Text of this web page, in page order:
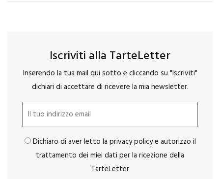
Iscriviti alla TarteLetter
Inserendo la tua mail qui sotto e cliccando su "Iscriviti"
dichiari di accettare di ricevere la mia newsletter.
Dichiaro di aver letto la privacy policy e autorizzo il
trattamento dei miei dati per la ricezione della
TarteLetter